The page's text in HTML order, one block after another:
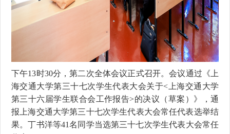
下午13时30分，第二次全体会议正式召开。会议通过《上
海交通大学第三十七次学生代表大会关于< 上海交通大学
第三十六届学生联合会工作报告>的决议（草案）》，通
报上海交通大学第三十七次学生代表大会常任代表选举结
果。丁书洋等41名同学当选第三十七次学生代表大会常任